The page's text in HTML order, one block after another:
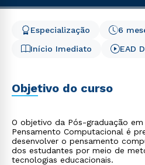
Início Imediato
6
Especialização
EAD
Objetivo do curso
O objetivo da Pós-graduação em
Pensamento Computacional é
desenvolver o pensamento
dos estudantes por meio de
tecnologias educacionais.